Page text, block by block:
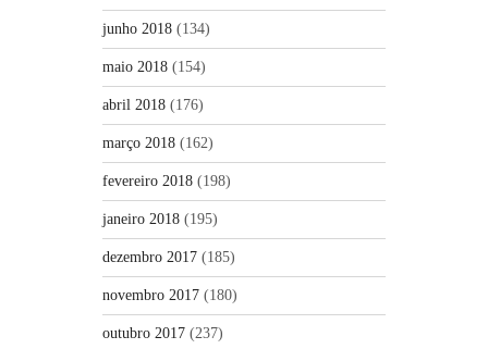
junho 2018 (134)
maio 2018 (154)
abril 2018 (176)
março 2018 (162)
fevereiro 2018 (198)
janeiro 2018 (195)
dezembro 2017 (185)
novembro 2017 (180)
outubro 2017 (237)